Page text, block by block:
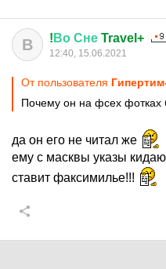
В ! Во Сне Travel+
12:40, 15.06.2021
От пользователя
Почему он на фсех фотках
да он его не читал же
ему с масквы указы
ставит факсимилье!!!